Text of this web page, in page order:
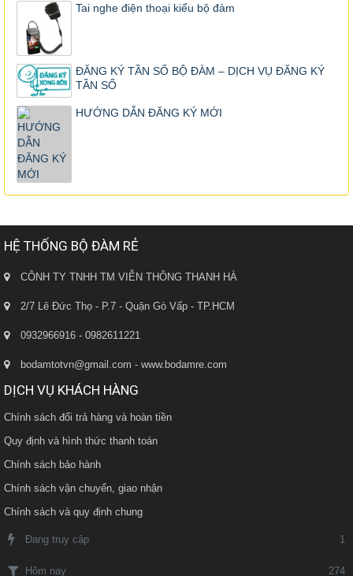
Tai nghe điện thoại kiểu bộ đàm
ĐĂNG KÝ TẦN SỐ BỘ ĐÀM – DỊCH VỤ ĐĂNG KÝ
TẦN SỐ
HƯỚNG DẪN ĐĂNG KÝ MỚI
HỆ THỐNG BỘ ĐÀM RẺ
CÔNH TY TNHH TM VIỄN THÔNG THANH HÀ
2/7 Lê Đức Thọ - P.7 - Quận Gò Vấp - TP.HCM
0932966916 - 0982611221
bodamtotvn@gmail.com - www.bodamre.com
DỊCH VỤ KHÁCH HÀNG
Chính sách đổi trả hàng và hoàn tiền
Quy định và hình thức thanh toán
Chính sách bảo hành
Chính sách vận chuyển, giao nhận
Chính sách và quy định chung
Đang truy cập 1
Hôm nay 274